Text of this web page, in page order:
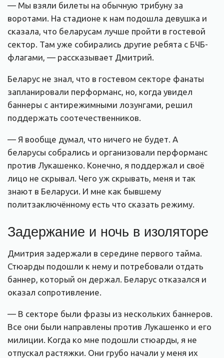
— Мы взяли билеты на обычную трибуну за
воротами. На стадионе к нам подошла девушка и
сказала, что беларусам лучше пройти в гостевой
сектор. Там уже собирались другие ребята с БЧБ-
флагами, — рассказывает Дмитрий.
Беларус не знал, что в гостевом секторе фанаты
запланировали перформанс, но, когда увидел
баннеры с антирежимными лозунгами, решил
поддержать соотечественников.
— Я вообще думал, что ничего не будет. А
беларусы собрались и организовали перформанс
против Лукашенко. Конечно, я поддержал и своё
лицо не скрывал. Чего уж скрывать, меня и так
знают в Беларуси. И мне как бывшему
политзаключённому есть что сказать режиму.
Задержание и ночь в изоляторе
Дмитрия задержали в середине первого тайма.
Стюарды подошли к нему и потребовали отдать
баннер, который он держал. Беларус отказался и
оказал сопротивление.
— В секторе были фразы из нескольких баннеров.
Все они были направлены против Лукашенко и его
милиции. Когда ко мне подошли стюарды, я не
отпускал растяжки. Они грубо начали у меня их